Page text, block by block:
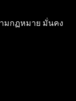
มกฏหมาย มั่นคง